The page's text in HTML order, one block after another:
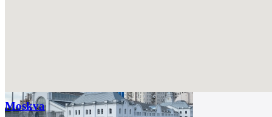
Moskva